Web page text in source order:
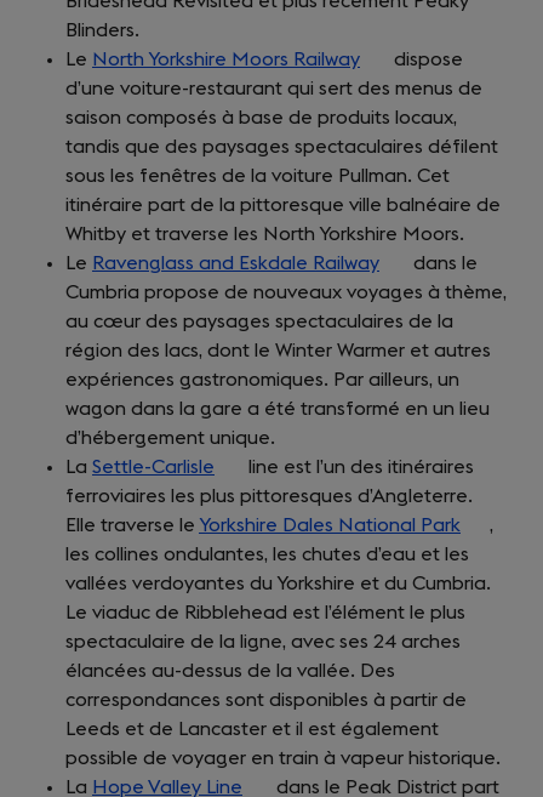
Blinders.
Le North Yorkshire Moors Railway (opens
in
a
new
tab)
dispose
d’une voiture-restaurant qui sert des menus de
saison composés à base de produits locaux,
tandis que des paysages spectaculaires défilent
sous les fenêtres de la voiture Pullman. Cet
itinéraire part de la pittoresque ville balnéaire de
Whitby et traverse les North Yorkshire Moors.
Le Ravenglass and Eskdale Railway (opens
in
a
new
tab)
dans le
Cumbria propose de nouveaux voyages à thème,
au cœur des paysages spectaculaires de la
région des lacs, dont le Winter Warmer et autres
expériences gastronomiques. Par ailleurs, un
wagon dans la gare a été transformé en un lieu
d’hébergement unique.
La Settle-Carlisle (opens
in
a
new
tab)
line est l’un des itinéraires
ferroviaires les plus pittoresques d’Angleterre.
Elle traverse le Yorkshire Dales National Park (opens
in
a
new
,
les collines ondulantes, les chutes d’eau et les
vallées verdoyantes du Yorkshire et du Cumbria.
Le viaduc de Ribblehead est l’élément le plus
spectaculaire de la ligne, avec ses 24 arches
élancées au-dessus de la vallée. Des
correspondances sont disponibles à partir de
Leeds et de Lancaster et il est également
possible de voyager en train à vapeur historique.
La Hope Valley Line (opensdans le Peak District part